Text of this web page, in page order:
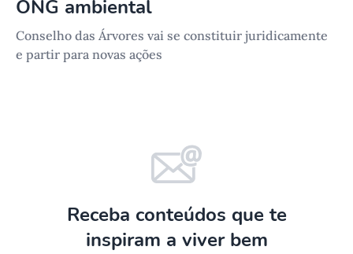
ONG ambiental
Conselho das Árvores vai se constituir juridicamente
e partir para novas ações
Receba conteúdos que te
inspiram a viver bem